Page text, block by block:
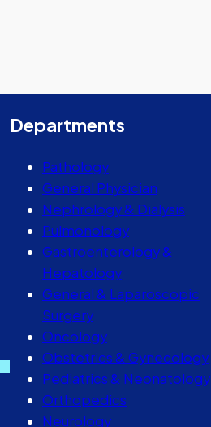
Departments
Pathology
General Physician
Nephrology & Dialysis
Pulmonology
Gastroenterology &
Hepatology
General & Laparoscopic
Surgery
Oncology
Obstetrics & Gynecology
Pediatrics & Neonatology
Orthopedics
Neurology